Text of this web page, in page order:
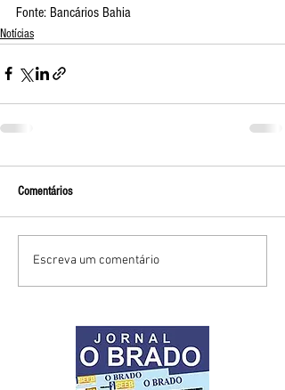
Fonte: Bancários Bahia
Notícias
Comentários
Escreva um comentário